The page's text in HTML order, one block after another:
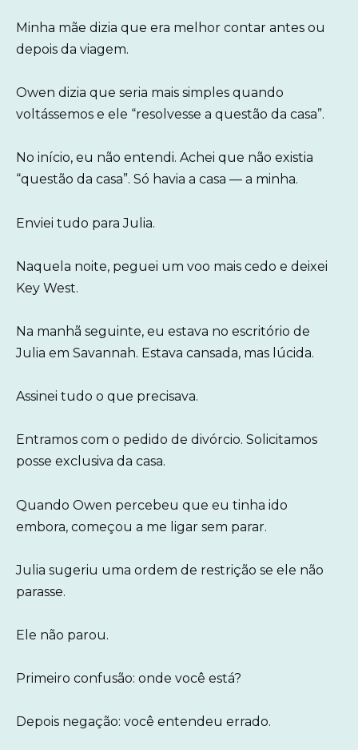
Minha mãe dizia que era melhor contar antes ou
depois da viagem.
Owen dizia que seria mais simples quando
voltássemos e ele “resolvesse a questão da casa”.
No início, eu não entendi. Achei que não existia
“questão da casa”. Só havia a casa — a minha.
Enviei tudo para Julia.
Naquela noite, peguei um voo mais cedo e deixei
Key West.
Na manhã seguinte, eu estava no escritório de
Julia em Savannah. Estava cansada, mas lúcida.
Assinei tudo o que precisava.
Entramos com o pedido de divórcio. Solicitamos
posse exclusiva da casa.
Quando Owen percebeu que eu tinha ido
embora, começou a me ligar sem parar.
Julia sugeriu uma ordem de restrição se ele não
parasse.
Ele não parou.
Primeiro confusão: onde você está?
Depois negação: você entendeu errado.